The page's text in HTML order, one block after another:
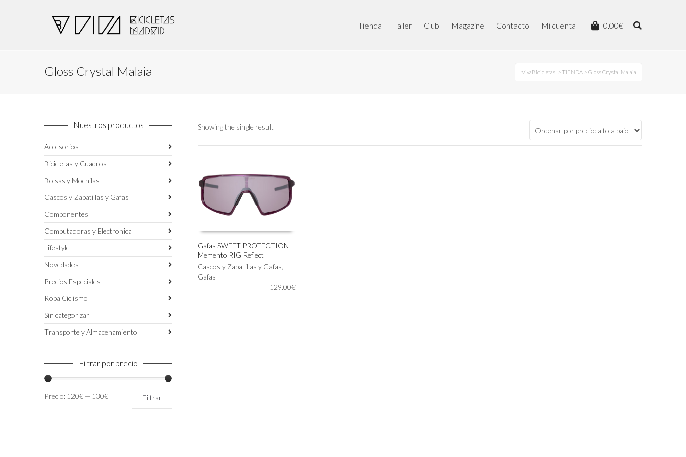
0.00€
Tienda Taller Club Magazine Contacto Mi cuenta
Gloss Crystal Malaia ¡VivaBicicletas! >TIENDA > Gloss Crystal Malaia
Showing the single result
Este
producto
tiene
Gafas SWEET PROTECTION
Memento RIG Reflect
Cascos y Zapatillas y Gafas
Gafas
129.00€
Nuestros productos
Accesorios
Bicicletas y Cuadros
Bolsas y Mochilas
Cascos y Zapatillas y Gafas
Componentes
Computadoras y Electronica
Lifestyle
Novedades
Precios Especiales
Ropa Ciclismo
Sin categorizar
Transporte y Almacenamiento
Filtrar por precio
Precio
Precio
Filtrar
Precio: 120€ — 130€